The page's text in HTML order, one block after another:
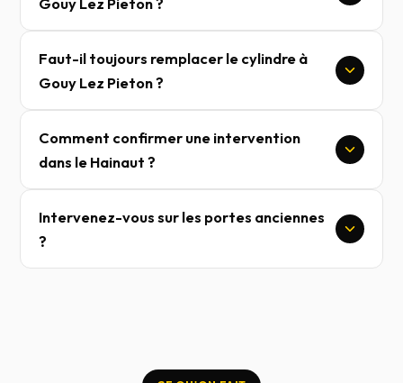
Faut-il toujours remplacer le cylindre à
Gouy Lez Pieton ?
Comment confirmer une intervention
dans le Hainaut ?
Intervenez-vous sur les portes anciennes
?